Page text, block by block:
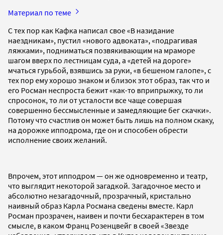
Материал по теме
С тех пор как Кафка написал свое «В назидание
наездникам», пустил «нового адвоката», «подрагивая
ляжками», подниматься позвякивающим на мраморе
шагом вверх по лестницам суда, а «детей на дороге»
мчаться гурьбой, взявшись за руки, «в бешеном галопе», с
тех пор ему хорошо знаком и близок этот образ, так что и
его Росман неспроста бежит «как-то вприпрыжку, то ли
спросонок, то ли от усталости все чаще совершая
совершенно бессмысленные и замедляющие бег скачки».
Потому что счастлив он может быть лишь на полном скаку,
на дорожке ипподрома, где он и способен обрести
исполнение своих желаний.
Впрочем, этот ипподром — он же одновременно и театр,
что выглядит некоторой загадкой. Загадочное место и
абсолютно незагадочный, прозрачный, кристально
наивный образ Карла Росмана сведены вместе. Карл
Росман прозрачен, наивен и почти бесхарактерен в том
смысле, в каком Франц Розенцвейг в своей «Звезде